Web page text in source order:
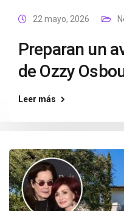
22 mayo, 2026
Preparan un
de Ozzy
Leer más